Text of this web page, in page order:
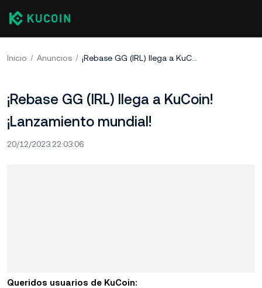
Inicio Anuncios ¡Rebase GG (IRL) llega a KuCoin! ¡Lanzamiento mundial!
¡Rebase GG (IRL) llega a KuCoin!
¡Lanzamiento mundial!
20/12/2023 22:03:06
Queridos usuarios de KuCoin: